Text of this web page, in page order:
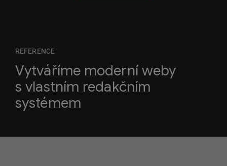
REFERENCE
Vytváříme moderní weby
s vlastním redakčním
systémem